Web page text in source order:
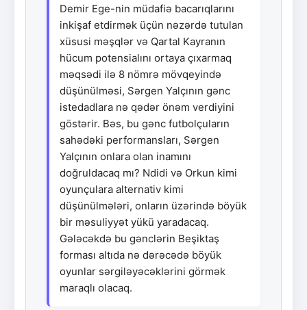
Demir Ege-nin müdafiə bacarıqlarını
inkişaf etdirmək üçün nəzərdə tutulan
xüsusi məşqlər və Qartal Kayranın
hücum potensialını ortaya çıxarmaq
məqsədi ilə 8 nömrə mövqeyində
düşünülməsi, Sərgen Yalçının gənc
istedadlara nə qədər önəm verdiyini
göstərir. Bəs, bu gənc futbolçuların
sahədəki performansları, Sərgen
Yalçının onlara olan inamını
doğruldacaq mı? Ndidi və Orkun kimi
oyunçulara alternativ kimi
düşünülmələri, onların üzərində böyük
bir məsuliyyət yükü yaradacaq.
Gələcəkdə bu gənclərin Beşiktaş
forması altıda nə dərəcədə böyük
oyunlar sərgiləyəcəklərini görmək
maraqlı olacaq.